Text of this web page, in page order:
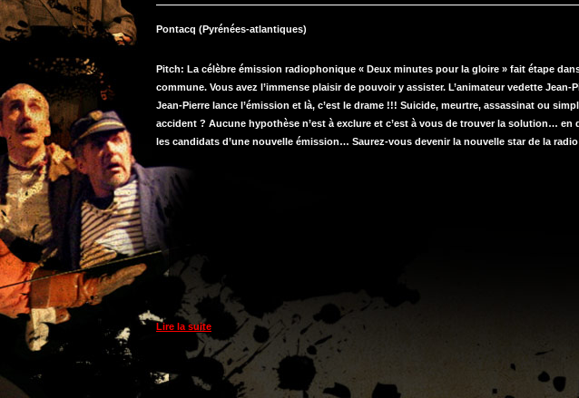
la
gloire"
Pontacq (Pyrénées-atlantiques)
Pitch: La célèbre émission radiophonique « Deux minutes pour la gloire » fait étape
commune. Vous avez l’immense plaisir de pouvoir y assister. L’animateur vedette Jean-
Jean-Pierre lance l’émission et là, c’est le drame !!! Suicide, meurtre, assassinat ou
accident ? Aucune hypothèse n’est à exclure et c’est à vous de trouver la solution… en
les candidats d’une nouvelle émission… Saurez-vous devenir la nouvelle star de la radio
Lire la suite